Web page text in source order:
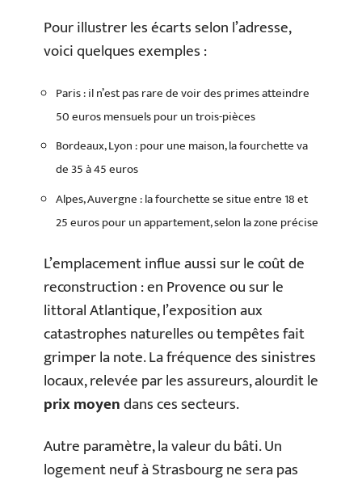
Pour illustrer les écarts selon l’adresse,
voici quelques exemples :
Paris : il n’est pas rare de voir des primes atteindre
50 euros mensuels pour un trois-pièces
Bordeaux, Lyon : pour une maison, la fourchette va
de 35 à 45 euros
Alpes, Auvergne : la fourchette se situe entre 18 et
25 euros pour un appartement, selon la zone précise
L’emplacement influe aussi sur le coût de
reconstruction : en Provence ou sur le
littoral Atlantique, l’exposition aux
catastrophes naturelles ou tempêtes fait
grimper la note. La fréquence des sinistres
locaux, relevée par les assureurs, alourdit le
prix moyendans ces secteurs.
Autre paramètre, la valeur du bâti. Un
logement neuf à Strasbourg ne sera pas